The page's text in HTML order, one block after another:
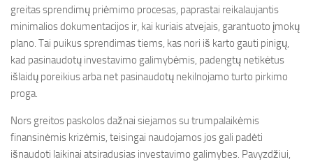
greitas sprendimų priėmimo procesas, paprastai reikalaujantis
minimalios dokumentacijos ir, kai kuriais atvejais, garantuoto įmokų
plano. Tai puikus sprendimas tiems, kas nori iš karto gauti pinigų,
kad pasinaudotų investavimo galimybėmis, padengtų netikėtus
išlaidų poreikius arba net pasinaudotų nekilnojamo turto pirkimo
proga.
Nors greitos paskolos dažnai siejamos su trumpalaikėmis
finansinėmis krizėmis, teisingai naudojamos jos gali padėti
išnaudoti laikinai atsiradusias investavimo galimybes. Pavyzdžiui,